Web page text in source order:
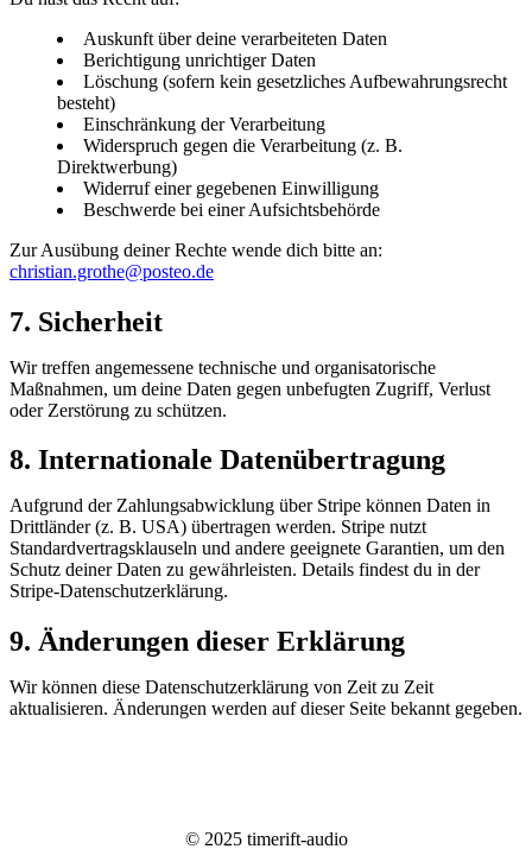
Auskunft über deine verarbeiteten Daten
Berichtigung unrichtiger Daten
Löschung (sofern kein gesetzliches Aufbewahrungsrecht
besteht)
Einschränkung der Verarbeitung
Widerspruch gegen die Verarbeitung (z. B.
Direktwerbung)
Widerruf einer gegebenen Einwilligung
Beschwerde bei einer Aufsichtsbehörde
Zur Ausübung deiner Rechte wende dich bitte an:
christian.grothe@posteo.de
7. Sicherheit
Wir treffen angemessene technische und organisatorische
Maßnahmen, um deine Daten gegen unbefugten Zugriff, Verlust
oder Zerstörung zu schützen.
8. Internationale Datenübertragung
Aufgrund der Zahlungsabwicklung über Stripe können Daten in
Drittländer (z. B. USA) übertragen werden. Stripe nutzt
Standardvertragsklauseln und andere geeignete Garantien, um den
Schutz deiner Daten zu gewährleisten. Details findest du in der
Stripe-Datenschutzerklärung.
9. Änderungen dieser Erklärung
Wir können diese Datenschutzerklärung von Zeit zu Zeit
aktualisieren. Änderungen werden auf dieser Seite bekannt gegeben.
© 2025 timerift-audio